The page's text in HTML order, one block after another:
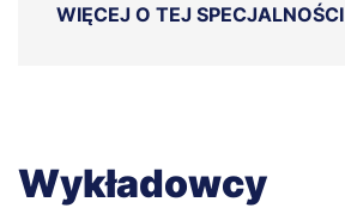
WIĘCEJ O TEJ SPECJALNOŚCI
Wykładowcy